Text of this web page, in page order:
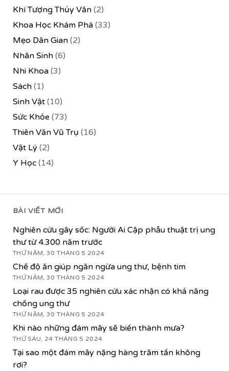
Khí Tượng Thủy Văn(2)
Khoa Học Khám Phá(33)
Mẹo Dân Gian(2)
Nhân Sinh(6)
Nhi Khoa(3)
Sách(1)
Sinh Vật(10)
Sức Khỏe (73)
Thiên Văn Vũ Trụ (16)
Vật Lý (2)
Y Học(14)
BÀI VIẾT MỚI
Nghiên cứu gây sốc: Người Ai Cập phẫu thuật trị ung
thư từ 4.300 năm trước
THỨ NĂM, 30 THÁNG 5 2024
Chế độ ăn giúp ngăn ngừa ung thư, bệnh tim
THỨ NĂM, 30 THÁNG 5 2024
Loại rau được 35 nghiên cứu xác nhận có khả năng
chống ung thư
THỨ NĂM, 30 THÁNG 5 2024
Khi nào những đám mây sẽ biến thành mưa?
THỨ SÁU, 24 THÁNG 5 2024
Tại sao một đám mây nặng hàng trăm tấn không
rơi?